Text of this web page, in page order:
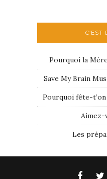
C’EST
Pourquoi la
Save My Brain
Pourquoi fête-
Aimez-
Les